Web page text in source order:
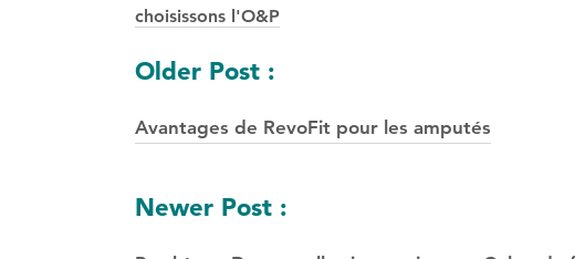
choisissons l'O&P
Navigation
des
postes
Older Post :
Avantages de RevoFit pour les amputés
Newer Post :